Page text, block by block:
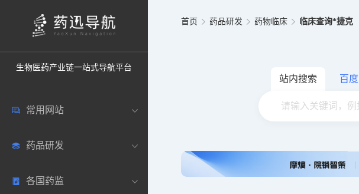
生物医药产业链一站式导航平台
常用网站
中国常用
药圈资讯
药品研发
药研数据库
各国药监
首页 药品研发 药物临床 临床查询*捷克
站内搜索 百度